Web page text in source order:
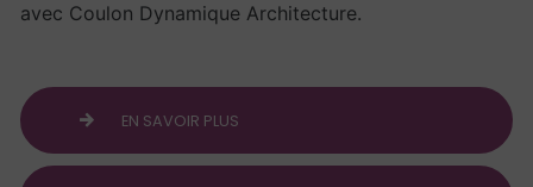
avec Coulon Dynamique Architecture.
EN SAVOIR PLUS